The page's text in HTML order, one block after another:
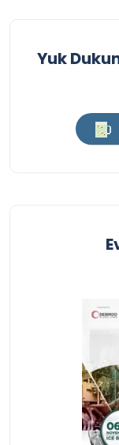
Yuk